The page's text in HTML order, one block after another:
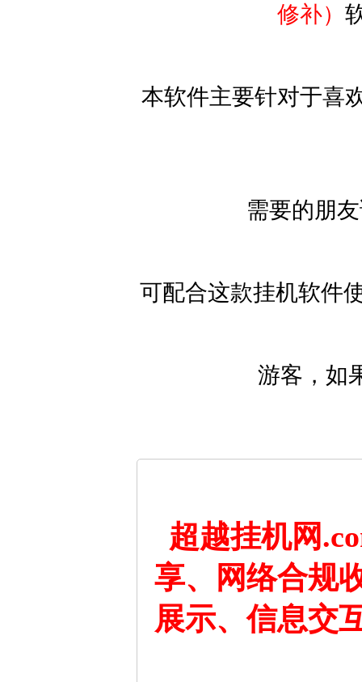
修补）
本软件主要针对于喜
需要的朋
可配合这款挂机软件
游客，如
超越挂机网
享、网络合规
展示、信息交